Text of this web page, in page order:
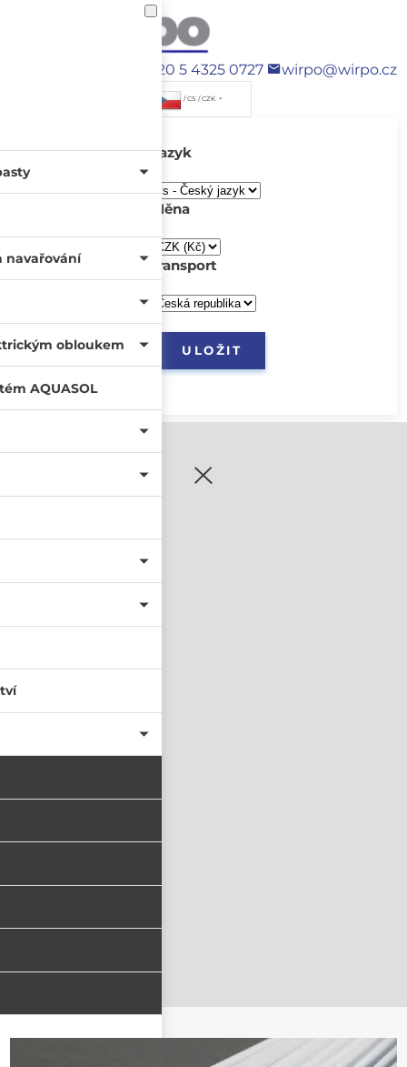
+420 5 4325 0727 wirpo@wirpo.cz
/ CS / CZK
Jazyk
Měna
transport
PŘIHLÁSIT SE
nastavit nové heslo
navařování
obloukem
AQUASOL